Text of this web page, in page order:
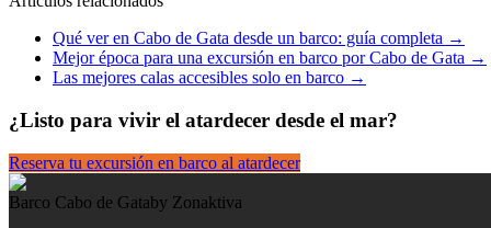
Qué ver en Cabo de Gata desde un barco: guía completa →
Mejor época para una excursión en barco por Cabo de Gata →
Las mejores calas accesibles solo en barco →
¿Listo para vivir el atardecer desde el mar?
Reserva tu excursión en barco al atardecer
Barco Cabo de Gataby Zonaktiva